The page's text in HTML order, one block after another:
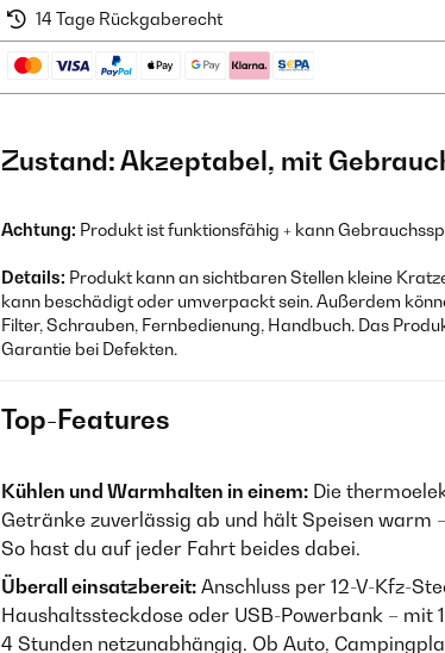
14 Tage Rückgaberecht
Zustand: Akzeptabel, mit
Achtung: Produkt ist funktionsfähig + kann
Details: Produkt kann an sichtbaren Stellen kleine
kann beschädigt oder umverpackt sein. Außerdem
Filter, Schrauben, Fernbedienung, Handbuch. Das
Garantie bei Defekten.
Top-Features
Kühlen und Warmhalten in einem: Die
Getränke zuverlässig ab und hält Speisen warm
So hast du auf jeder Fahrt beides dabei.
Überall einsatzbereit: Anschluss per 12-V-Kfz-
Haushaltssteckdose oder USB-Powerbank – mit
4 Stunden netzunabhängig. Ob Auto,